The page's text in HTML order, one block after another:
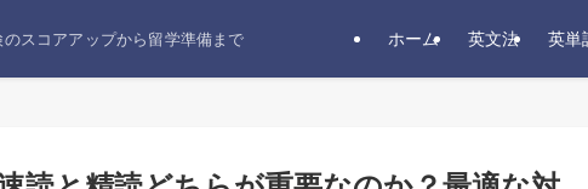
スコアアップから留学準備まで ホーム 英文法 英単